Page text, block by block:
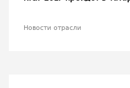
Новости отрасли